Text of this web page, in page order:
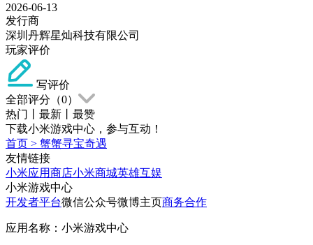
2026-06-13
发行商
深圳丹辉星灿科技有限公司
玩家评价
写评价
全部评分（0）
热门
最新
最赞
下载小米游戏中心，参与互动！
首页 > 蟹蟹寻宝奇遇
友情链接
小米应用商店小米商城英雄互娱
小米游戏中心
开发者平台微信公众号微博主页商务合作
应用名称：小米游戏中心